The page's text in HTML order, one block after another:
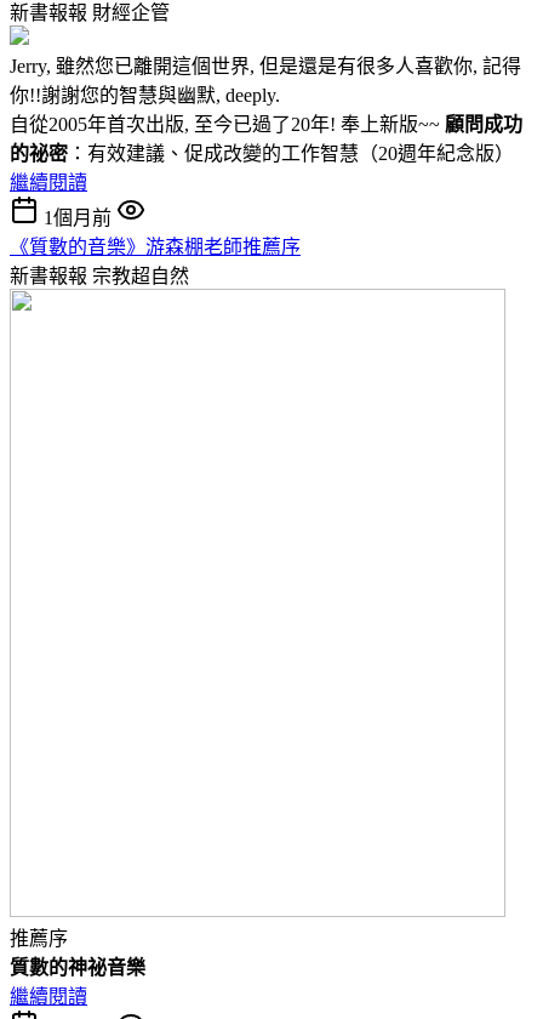
新書報報 財經企管
Jerry, 雖然您已離開這個世界, 但是還是有很多人喜歡你, 記得
你!!謝謝您的智慧與幽默, deeply.
自從2005年首次出版, 至今已過了20年! 奉上新版~~ 顧問成功
的祕密 ：有效建議、促成改變的工作智慧（20週年紀念版）
繼續閱讀
1個月前
《質數的音樂》游森棚老師推薦序
新書報報 宗教超自然
推薦序
質數的神祕音樂
繼續閱讀